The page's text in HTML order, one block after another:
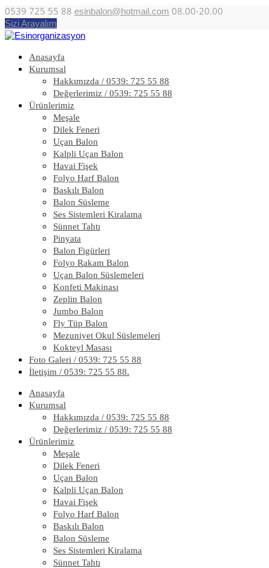
0539 725 55 88 esinbalon@hotmail.com 08.00-20.00
Sizi Arayalım
Anasayfa
Kurumsal
Hakkımızda / 0539: 725 55 88
Değerlerimiz / 0539: 725 55 88
Ürünlerimiz
Meşale
Dilek Feneri
Uçan Balon
Kalpli Uçan Balon
Havai Fişek
Folyo Harf Balon
Baskılı Balon
Balon Süsleme
Ses Sistemleri Kiralama
Sünnet Tahtı
Pinyata
Balon Figürleri
Folyo Rakam Balon
Uçan Balon Süslemeleri
Konfeti Makinası
Zeplin Balon
Jumbo Balon
Fly Tüp Balon
Mezuniyet Okul Süslemeleri
Kokteyl Masası
Foto Galeri / 0539: 725 55 88
İletişim / 0539: 725 55 88.
Anasayfa
Kurumsal
Hakkımızda / 0539: 725 55 88
Değerlerimiz / 0539: 725 55 88
Ürünlerimiz
Meşale
Dilek Feneri
Uçan Balon
Kalpli Uçan Balon
Havai Fişek
Folyo Harf Balon
Baskılı Balon
Balon Süsleme
Ses Sistemleri Kiralama
Sünnet Tahtı